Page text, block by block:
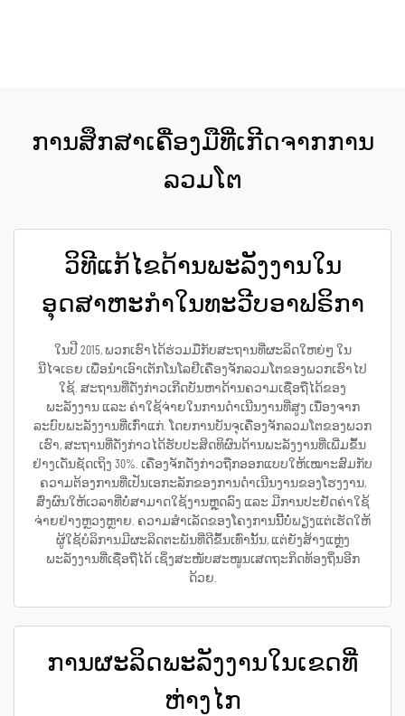
ການສຶກສາເຄື່ອງມືທີ່ເກີດຈາກການ
ລວມໂຕ
ວິທີແກ້ໄຂດ້ານພະລັງງານໃນ
ອຸດສາຫະກຳໃນທະວີບອາຟຣິກາ
ໃນປີ 2015, ພວກເຮົາໄດ້ຮ່ວມມືກັບສະຖານທີ່ຜະລິດໃຫຍ່ໆ ໃນ
ນີໄຈເຣຍ ເພື່ອນຳເອົາເຕັກໂນໂລຢີເຄື່ອງຈັກລວມໂຕຂອງພວກເຮົາໄປ
ໃຊ້. ສະຖານທີ່ດັ່ງກ່າວເກີດບັນຫາດ້ານຄວາມເຊື່ອຖືໄດ້ຂອງ
ພະລັງງານ ແລະ ຄ່າໃຊ້ຈ່າຍໃນການດຳເນີນງານທີ່ສູງ ເນື່ອງຈາກ
ລະບົບພະລັງງານທີ່ເກົ່າແກ່. ໂດຍການບັນຈຸເຄື່ອງຈັກລວມໂຕຂອງພວກ
ເຮົາ, ສະຖານທີ່ດັ່ງກ່າວໄດ້ຮັບປະສິດທິຜົນດ້ານພະລັງງານທີ່ເພີ່ມຂຶ້ນ
ຢ່າງເດັ່ນຊັດເຖິງ 30%. ເຄື່ອງຈັກດັ່ງກ່າວຖືກອອກແບບໃຫ້ເໝາະສົມກັບ
ຄວາມຕ້ອງການທີ່ເປັນເອກະລັກຂອງການດຳເນີນງານຂອງໂຮງງານ,
ສົ່ງຜົນໃຫ້ເວລາທີ່ບໍ່ສາມາດໃຊ້ງານຫຼຸດລົງ ແລະ ມີການປະຢັດຄ່າໃຊ້
ຈ່າຍຢ່າງຫຼວງຫຼາຍ. ຄວາມສຳເລັດຂອງໂຄງການນີ້ບໍ່ພຽງແຕ່ເຮັດໃຫ້
ຜູ້ໃຊ້ບໍລິການມີຜະລິດຕະພັນທີ່ດີຂຶ້ນເທົ່ານັ້ນ, ແຕ່ຍັງສ້າງແຫຼ່ງ
ພະລັງງານທີ່ເຊື່ອຖືໄດ້ ເຊິ່ງສະໜັບສະໜູນເສດຖະກິດທ້ອງຖິ່ນອີກ
ດ້ວຍ.
ການຜະລິດພະລັງງານໃນເຂດທີ່
ຫ່າງໄກ